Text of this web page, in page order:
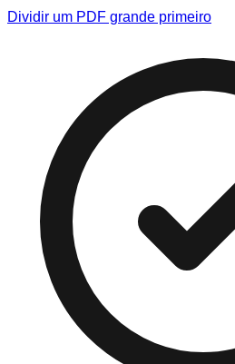
Dividir um PDF grande primeiro